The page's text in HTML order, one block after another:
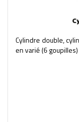
Cylindre double,
en varié (6